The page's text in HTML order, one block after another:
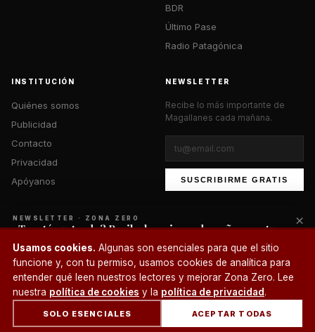
BDR
Último Pase
Radio Patagónica
INSTITUCIÓN
Quiénes somos
Publicidad
Contacto
Privacidad
Apóyanos
NEWSLETTER
Recibe lo más importante de
Magallanes cada mañana.
SUSCRIBIRME GRATIS
© 2026 Zona Zero Media. Todos los derechos reservados.
Usamos cookies. Algunas son esenciales para que el sitio
funcione y, con tu permiso, usamos cookies de analítica para
entender qué leen nuestros lectores y mejorar Zona Zero. Lee
nuestra política de cookies y la política de privacidad.
SOLO ESENCIALES ACEPTAR TODAS
¿Un café?
INICIO SECCIONES BUSCAR CUENTA
NEWSLETTER · ZONA ZERO
¿Te está gustando? Recibe lo mejor cada mañana en tu
correo.
SUSCRIBIRME
×